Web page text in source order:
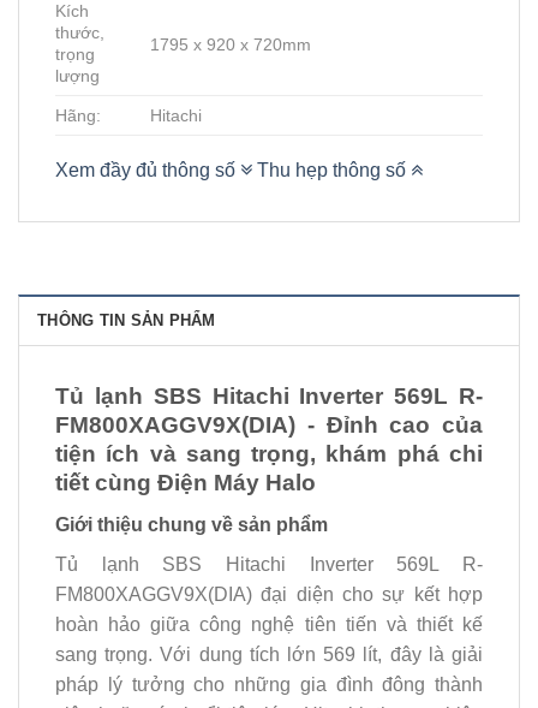
Kích
thước,
trọng
lượng
1795 x 920 x 720mm
Hãng: Hitachi
Xem đầy đủ thông số Thu hẹp thông số
THÔNG TIN SẢN PHẨM
Tủ lạnh SBS Hitachi Inverter 569L R-
FM800XAGGV9X(DIA) - Đỉnh cao của
tiện ích và sang trọng, khám phá chi
tiết cùng Điện Máy Halo
Giới thiệu chung về sản phẩm
Tủ lạnh SBS Hitachi Inverter 569L R-
FM800XAGGV9X(DIA) đại diện cho sự kết hợp
hoàn hảo giữa công nghệ tiên tiến và thiết kế
sang trọng. Với dung tích lớn 569 lít, đây là giải
pháp lý tưởng cho những gia đình đông thành